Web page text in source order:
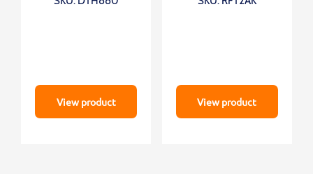
View product View product